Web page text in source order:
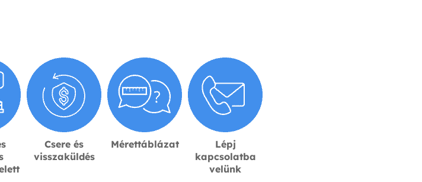
Csere és
visszaküldés
Mérettáblázat
Lépj
kapcsolatba
velünk